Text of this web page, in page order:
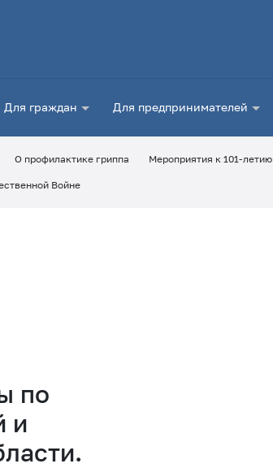
Для граждан Для предпринимателей
О профилактике гриппа Мероприятия к 101-летию
Войне
по
и